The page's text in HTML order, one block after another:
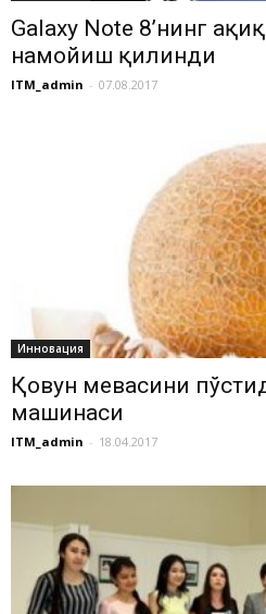
Galaxy Note 8’нинг
намойиш қилинди
ITM_admin - 07.08.2017
Инновация
Қовун мевасини
машинаси
ITM_admin - 18.04.2017